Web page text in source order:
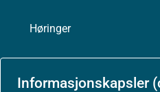
Informasjonskapsler
Høringer